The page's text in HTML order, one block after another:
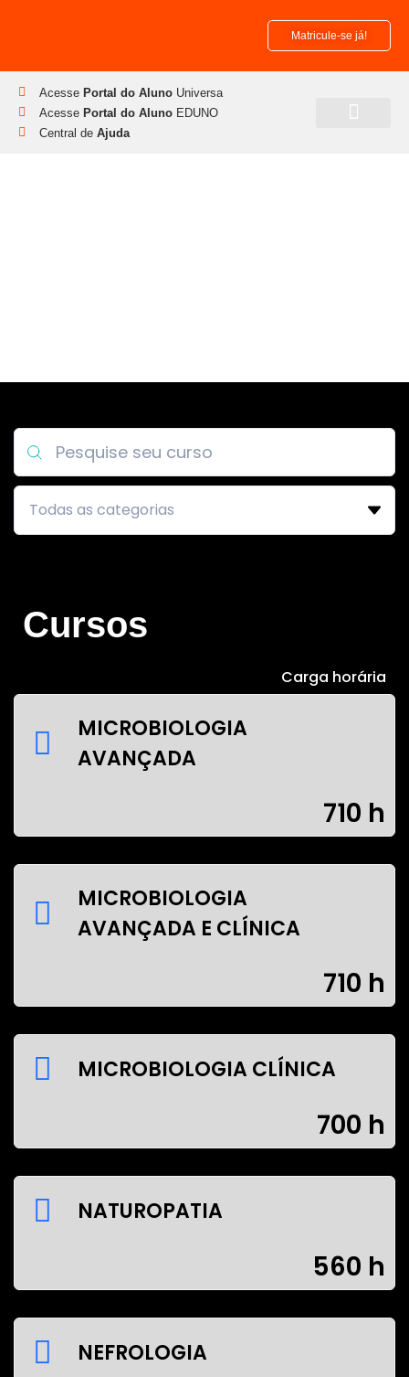
Matricule-se já!
Acesse Portal do AlunoUniversa
Acesse Portal do AlunoEDUNO
Central de Ajuda
Cursos
Carga horária
MICROBIOLOGIA
AVANÇADA
710 h
MICROBIOLOGIA
AVANÇADA E CLÍNICA
710 h
MICROBIOLOGIA CLÍNICA
700 h
NATUROPATIA
560 h
NEFROLOGIA